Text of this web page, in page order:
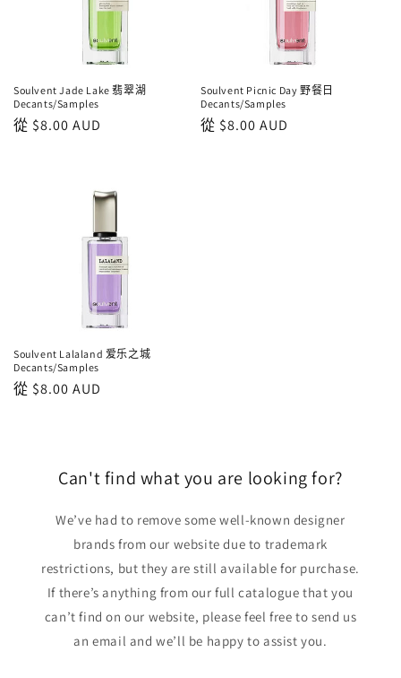
Soulvent Jade Lake 翡翠湖
Decants/Samples
正
從 $8.00 AUD
Soulvent Picnic Day 野餐日
Decants/Samples
正
從 $8.00 AUD
Soulvent Lalaland 爱乐之城
Decants/Samples
正
從 $8.00 AUD
Can't find what you are looking for?
We’ve had to remove some well-known designer
brands from our website due to trademark
restrictions, but they are still available for purchase.
If there’s anything from our full catalogue that you
can’t find on our website, please feel free to send us
an email and we’ll be happy to assist you.